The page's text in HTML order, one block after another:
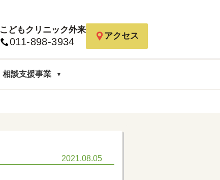
こどもクリニック外来
011-898-3934
アクセス
相談支援事業
2021.08.05